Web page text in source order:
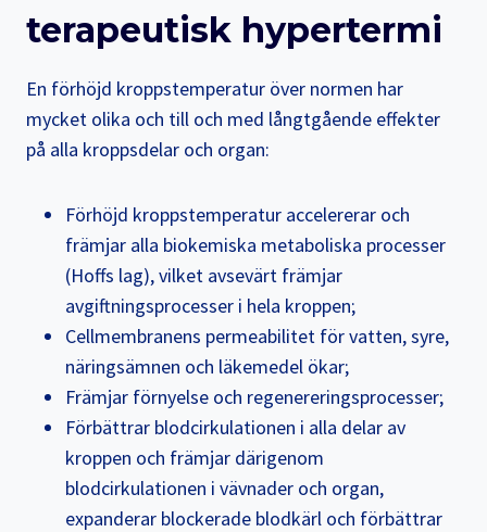
terapeutisk hypertermi
En förhöjd kroppstemperatur över normen har
mycket olika och till och med långtgående effekter
på alla kroppsdelar och organ:
Förhöjd kroppstemperatur accelererar och
främjar alla biokemiska metaboliska processer
(Hoffs lag), vilket avsevärt främjar
avgiftningsprocesser i hela kroppen;
Cellmembranens permeabilitet för vatten, syre,
näringsämnen och läkemedel ökar;
Främjar förnyelse och regenereringsprocesser;
Förbättrar blodcirkulationen i alla delar av
kroppen och främjar därigenom
blodcirkulationen i vävnader och organ,
expanderar blockerade blodkärl och förbättrar